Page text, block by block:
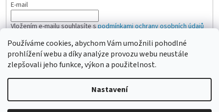
Používáme cookies, abychom Vám umožnili pohodlné
prohlížení webu a díky analýze provozu webu neustále
zlepšovali jeho funkce, výkon a použitelnost.
Nastavení
E-mail
Vložením e-mailu souhlasíte spodmínkami ochrany osobních údajů
PŘIHLÁSIT SE
Vytvořil Shoptet